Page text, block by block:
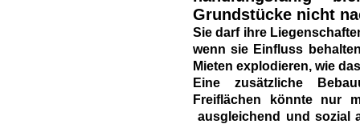
Grundstücke nicht
Sie darf ihre
wenn sie Einfluss
Mieten explodieren, wie
Eine zusätzliche
Freiflächen könnte nur
ausgleichend und sozial